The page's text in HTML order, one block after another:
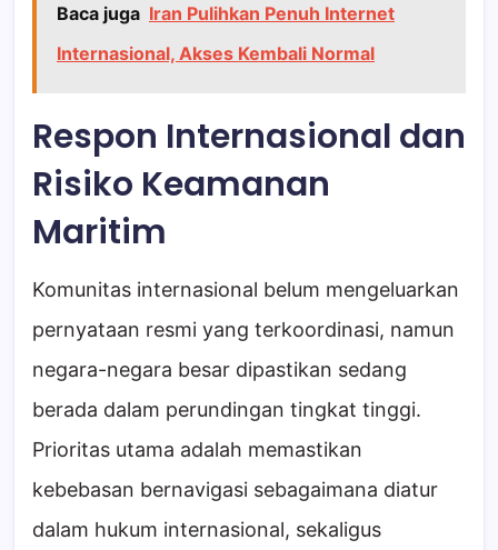
Baca juga Iran Pulihkan Penuh Internet
Internasional, Akses Kembali Normal
Respon Internasional dan
Risiko Keamanan
Maritim
Komunitas internasional belum mengeluarkan
pernyataan resmi yang terkoordinasi, namun
negara-negara besar dipastikan sedang
berada dalam perundingan tingkat tinggi.
Prioritas utama adalah memastikan
kebebasan bernavigasi sebagaimana diatur
dalam hukum internasional, sekaligus